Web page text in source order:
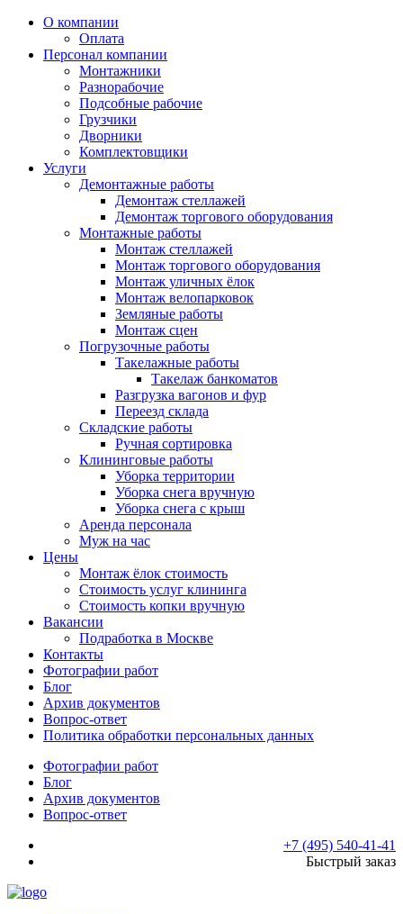
О компании
Оплата
Персонал компании
Монтажники
Разнорабочие
Подсобные рабочие
Грузчики
Дворники
Комплектовщики
Услуги
Демонтажные работы
Демонтаж стеллажей
Демонтаж торгового оборудования
Монтажные работы
Монтаж стеллажей
Монтаж торгового оборудования
Монтаж уличных ёлок
Монтаж велопарковок
Земляные работы
Монтаж сцен
Погрузочные работы
Такелажные работы
Такелаж банкоматов
Разгрузка вагонов и фур
Переезд склада
Складские работы
Ручная сортировка
Клининговые работы
Уборка территории
Уборка снега вручную
Уборка снега с крыш
Аренда персонала
Муж на час
Цены
Монтаж ёлок стоимость
Стоимость услуг клининга
Стоимость копки вручную
Вакансии
Подработка в Москве
Контакты
Фотографии работ
Блог
Архив документов
Вопрос-ответ
Политика обработки персональных данных
Фотографии работ
Блог
Архив документов
Вопрос-ответ
+7 (495) 540-41-41
Быстрый заказ